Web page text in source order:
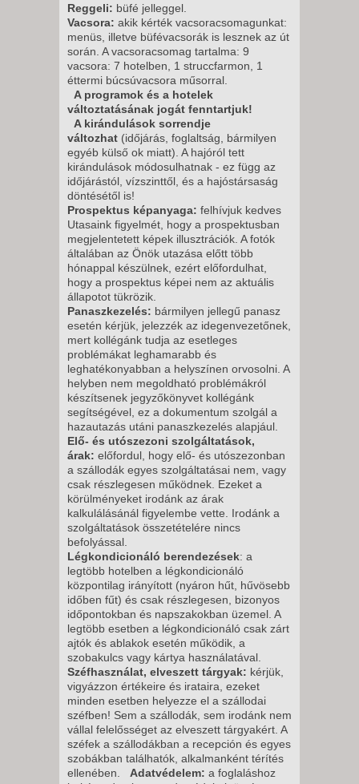
Reggeli: büfé jelleggel.
Vacsora: akik kérték vacsoracsomagunkat:
menüs, illetve büfévacsorák is lesznek az út
során. A vacsoracsomag tartalma: 9
vacsora: 7 hotelben, 1 struccfarmon, 1
éttermi búcsúvacsora műsorral.
A programok és a hotelek
változtatásának jogát fenntartjuk!
A kirándulások sorrendje
változhat (időjárás, foglaltság, bármilyen
egyéb külső ok miatt). A hajóról tett
kirándulások módosulhatnak - ez függ az
időjárástól, vízszinttől, és a hajóstársaság
döntésétől is!
Prospektus képanyaga: felhívjuk kedves
Utasaink figyelmét, hogy a prospektusban
megjelentetett képek illusztrációk. A fotók
általában az Önök utazása előtt több
hónappal készülnek, ezért előfordulhat,
hogy a prospektus képei nem az aktuális
állapotot tükrözik.
Panaszkezelés: bármilyen jellegű panasz
esetén kérjük, jelezzék az idegenvezetőnek,
mert kollégánk tudja az esetleges
problémákat leghamarabb és
leghatékonyabban a helyszínen orvosolni. A
helyben nem megoldható problémákról
készítsenek jegyzőkönyvet kollégánk
segítségével, ez a dokumentum szolgál a
hazautazás utáni panaszkezelés alapjául.
Elő- és utószezoni szolgáltatások,
árak: előfordul, hogy elő- és utószezonban
a szállodák egyes szolgáltatásai nem, vagy
csak részlegesen működnek. Ezeket a
körülményeket irodánk az árak
kalkulálásánál figyelembe vette. Irodánk a
szolgáltatások összetételére nincs
befolyással.
Légkondicionáló berendezések: a
legtöbb hotelben a légkondicionáló
központilag irányított (nyáron hűt, hűvösebb
időben fűt) és csak részlegesen, bizonyos
időpontokban és napszakokban üzemel. A
legtöbb esetben a légkondicionáló csak zárt
ajtók és ablakok esetén működik, a
szobakulcs vagy kártya használatával.
Széfhasználat, elveszett tárgyak: kérjük,
vigyázzon értékeire és irataira, ezeket
minden esetben helyezze el a szállodai
széfben! Sem a szállodák, sem irodánk nem
vállal felelősséget az elveszett tárgyakért. A
széfek a szállodákban a recepción és egyes
szobákban találhatók, alkalmanként térítés
ellenében. Adatvédelem: a foglaláshoz